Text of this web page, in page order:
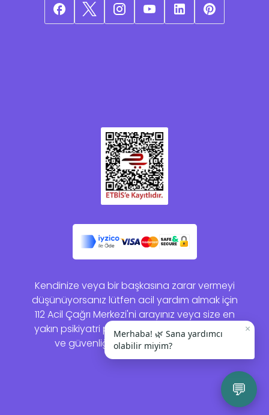
Kendinize veya bir başkasına zarar vermeyi
düşünüyorsanız lütfen acil yardım almak için
112 Acil Çağrı Merkezi'ni arayınız veya size en
yakın psikiyatri polikliniğine gidiniz. Sağlığınız
ve güvenliğiniz bizim için önemlidir.
💬
×
Merhaba! 🌿 Sana yardımcı
olabilir miyim?